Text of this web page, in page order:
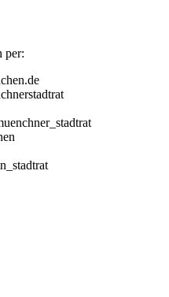
per: